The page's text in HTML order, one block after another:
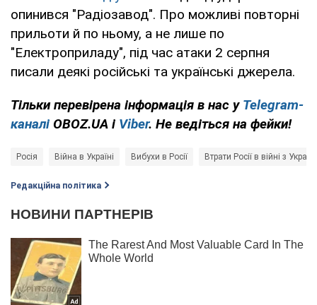
опинився "Радіозавод". Про можливі повторні
прильоти й по ньому, а не лише по
"Електроприладу", під час атаки 2 серпня
писали деякі російські та українські джерела.
Тільки перевірена інформація в нас у Telegram-
каналі OBOZ.UA і Viber. Не ведіться на фейки!
Росія Війна в Україні Вибухи в Росії Втрати Росії в війні з
Редакційна політика